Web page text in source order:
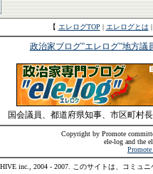
【 エレログTOP | エレログとは
政治家ブログ”エレログ”地方議
国会議員、都道府県知事、市区町村
Copyright by Promote
ele-log and the
HIVE inc., 2004 - 2007. このサイトは、コミュ